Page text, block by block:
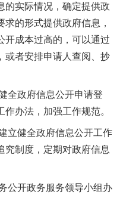
的实际情况，确定提供政
的形式提供政府信息，
开成本过高的，可以通过
或者安排申请人查阅、抄
全政府信息公开申请登
办法，加强工作规范。
立健全政府信息公开工作
究制度，定期对政府信息
公开政务服务领导小组办